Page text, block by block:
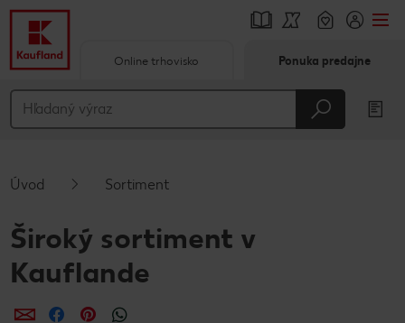
Hlavný obsah
Online trhovisko Ponuka predajne
Úvod Sortiment
Široký sortiment v
Kauflande
ZdieľaťZdieľaťZdieľať